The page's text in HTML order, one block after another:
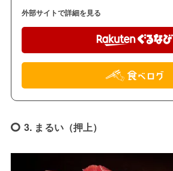
外部サイトで詳細を見る
3. まるい（押上）